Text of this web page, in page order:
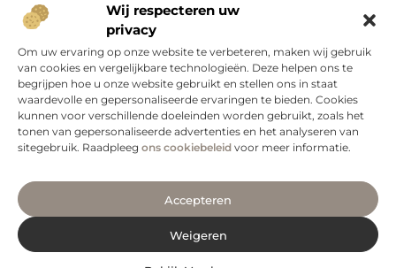
Wij respecteren uw
privacy
Om uw ervaring op onze website te verbeteren, maken wij gebruik
van cookies en vergelijkbare technologieën. Deze helpen ons te
begrijpen hoe u onze website gebruikt en stellen ons in staat
waardevolle en gepersonaliseerde ervaringen te bieden. Cookies
kunnen voor verschillende doeleinden worden gebruikt, zoals het
tonen van gepersonaliseerde advertenties en het analyseren van
sitegebruik. Raadpleeg ons cookiebeleid voor meer informatie.
Accepteren
Weigeren
Isoleer je kruipruimte in Apeldoorn met P&L
Vloerisolatie
Als je in Apeldoorn woont en op zoek bent naar isolatie
van je kruipruimte, zoek dan niet verder dan P&L